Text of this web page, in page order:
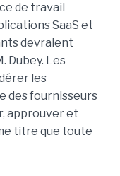
de travail
SaaS et
devraient
Dubey. Les
les
des fournisseurs
approuver et
titre que toute